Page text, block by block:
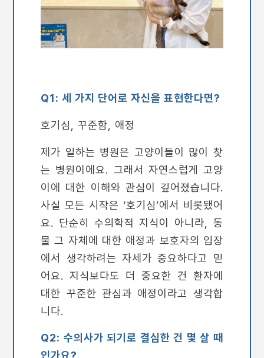
Q1: 세 가지 단어로 자신을 표현한다면?
호기심, 꾸준함, 애정
제가 일하는 병원은 고양이들이 많이 찾
는 병원이에요. 그래서 자연스럽게 고양
이에 대한 이해와 관심이 깊어졌습니다.
사실 모든 시작은 ‘호기심’에서 비롯됐어
요. 단순히 수의학적 지식이 아니라, 동
물 그 자체에 대한 애정과 보호자의 입장
에서 생각하려는 자세가 중요하다고 믿
어요. 지식보다도 더 중요한 건 환자에
대한 꾸준한 관심과 애정이라고 생각합
니다.
Q2: 수의사가 되기로 결심한 건 몇 살 때
인가요?